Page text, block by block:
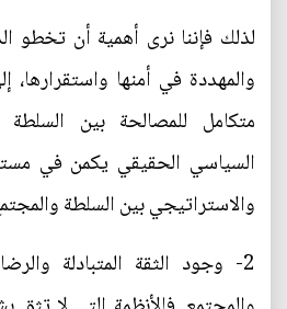
لذلك فإننا نرى أهمية أن تخطو
والمهددة في أمنها
متكامل للمصالحة بين السلطة
السياسي الحقيقي يكمن في
والاستراتيجي بين السلطة
2- وجود الثقة المتبادلة